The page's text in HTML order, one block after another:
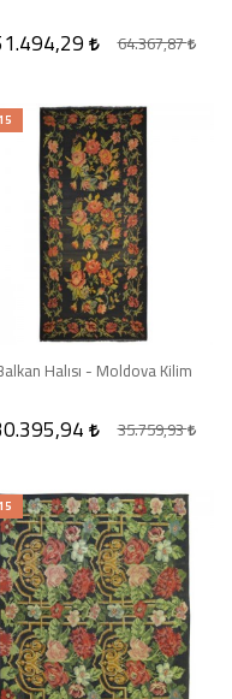
64.367,87
Halısı - Moldova Kilim
35.759,93